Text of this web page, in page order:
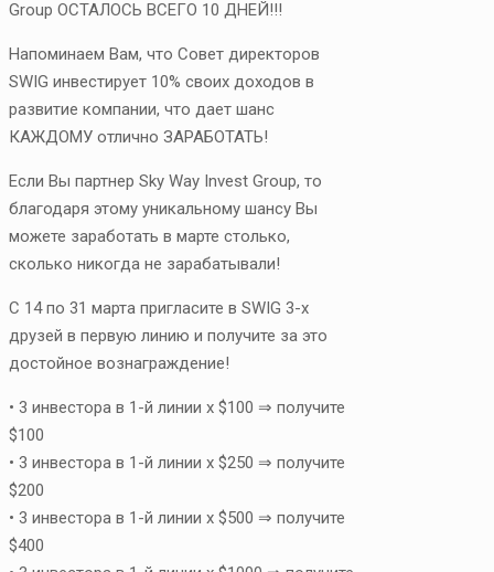
Group ОСТАЛОСЬ ВСЕГО 10 ДНЕЙ!!!
Напоминаем Вам, что Совет директоров
SWIG инвестирует 10% своих доходов в
развитие компании, что дает шанс
КАЖДОМУ отлично ЗАРАБОТАТЬ!
Если Вы партнер Sky Way Invest Group, то
благодаря этому уникальному шансу Вы
можете заработать в марте столько,
сколько никогда не зарабатывали!
С 14 по 31 марта пригласите в SWIG 3-х
друзей в первую линию и получите за это
достойное вознаграждение!
• 3 инвестора в 1-й линии х $100 ⇒ получите
$100
• 3 инвестора в 1-й линии х $250 ⇒ получите
$200
• 3 инвестора в 1-й линии х $500 ⇒ получите
$400